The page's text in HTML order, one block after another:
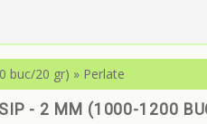
buc/20 gr) » Perlate
- 2 MM (1000-1200